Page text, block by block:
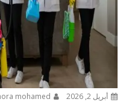
أبريل 2, 2026